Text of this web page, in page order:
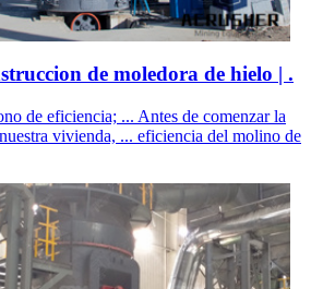
de moledora de hielo | .
de eficiencia; ... Antes de comenzar la
vivienda, ... eficiencia del molino de